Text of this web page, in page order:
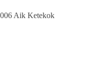
Aik Ketekok